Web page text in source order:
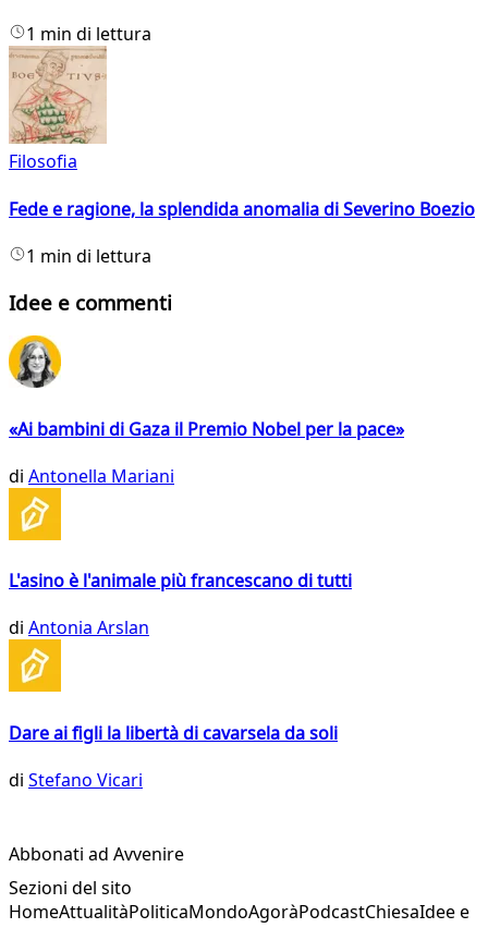
1 min di lettura
Filosofia
Fede e ragione, la splendida anomalia di Severino Boezio
1 min di lettura
Idee e commenti
«Ai bambini di Gaza il Premio Nobel per la pace»
di Antonella Mariani
L'asino è l'animale più francescano di tutti
di Antonia Arslan
Dare ai figli la libertà di cavarsela da soli
di Stefano Vicari
Abbonati ad Avvenire
Sezioni del sito
HomeAttualitàPoliticaMondoAgoràPodcastChiesaIdee e